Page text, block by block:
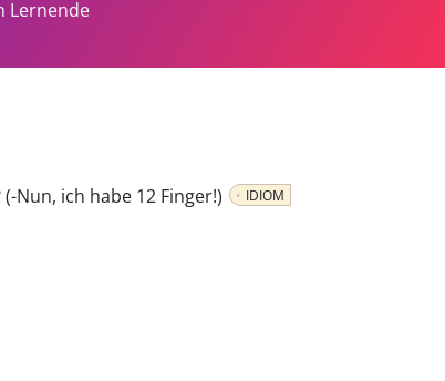
Lernende
Nun, ich habe 12 Finger!) IDIOM